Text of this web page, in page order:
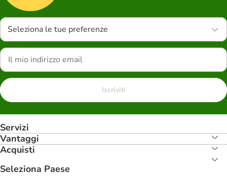
Seleziona le tue preferenze
Iscriviti
Servizi
Vantaggi
Acquisti
Seleziona Paese